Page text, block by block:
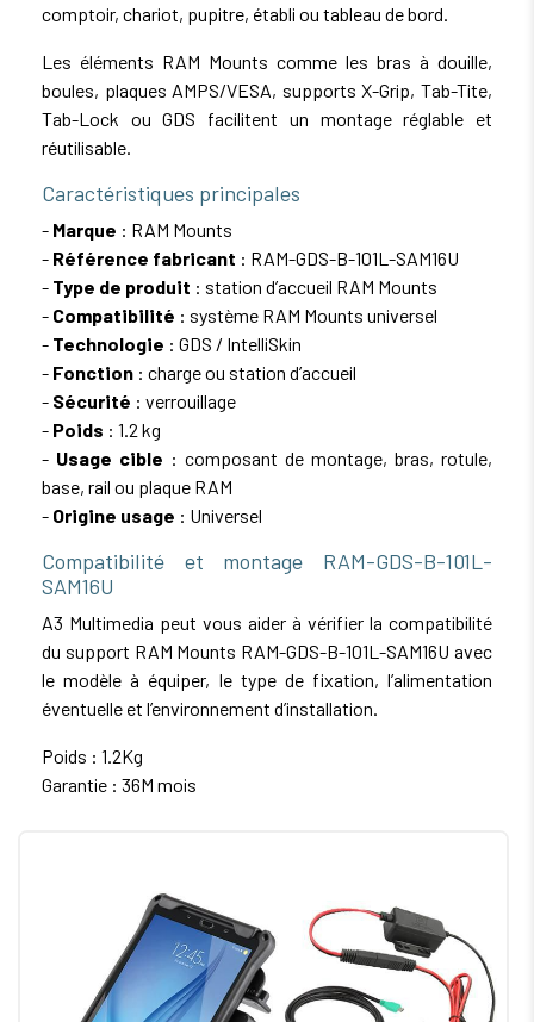
comptoir, chariot, pupitre, établi ou tableau de bord.
Les éléments RAM Mounts comme les bras à douille,
boules, plaques AMPS/VESA, supports X-Grip, Tab-Tite,
Tab-Lock ou GDS facilitent un montage réglable et
réutilisable.
Caractéristiques principales
- Marque : RAM Mounts
- Référence fabricant : RAM-GDS-B-101L-SAM16U
- Type de produit : station d’accueil RAM Mounts
- Compatibilité : système RAM Mounts universel
- Technologie : GDS / IntelliSkin
- Fonction : charge ou station d’accueil
- Sécurité : verrouillage
- Poids : 1.2 kg
- Usage cible : composant de montage, bras, rotule,
base, rail ou plaque RAM
- Origine usage : Universel
Compatibilité et montage RAM-GDS-B-101L-
SAM16U
A3 Multimedia peut vous aider à vérifier la compatibilité
du support RAM Mounts RAM-GDS-B-101L-SAM16U avec
le modèle à équiper, le type de fixation, l’alimentation
éventuelle et l’environnement d’installation.
Poids : 1.2Kg
Garantie : 36M mois